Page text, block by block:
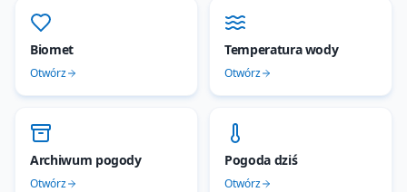
Biomet
Otwórz
Temperatura wody
Otwórz
Archiwum pogody
Otwórz
Pogoda dziś
Otwórz